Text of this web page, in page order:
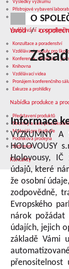
Výsledky výzkumu
Přístrojové vybavení
Služby v oblasti výzkumu
Vzdělávání a
Konzultace a poradenství
Vzdělávací moduly pro školy
Konference, semináře a
Knihovna
Vzdělávací videa
Pronájem konferenčního
Exkurze a prohlídky
Nabídka produkce a
Představení produktů
Stromky a keře
Materiál pro školkaře
Podniková prodejna
Sortiment
Kontakty
O
úvod o
Informace
VÝZKUMNÝ A
HOLOVOUSY
Holovousy, IČ
údajů, které
že osobní
zodpovědně,
Evropského
nárok
údajích, jejich
základě Vámi
přenositelnost